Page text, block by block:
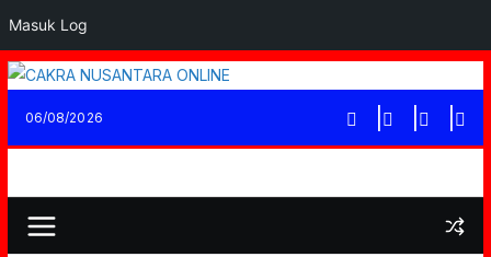
Masuk Log
Skip
content
06/08/2026